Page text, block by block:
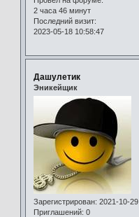
2 часа 46 минут
Последний визит:
2023-05-18 10:58:47
Дашулетик
Эникейщик
Зарегистрирован: 2021-10-29
Приглашений: 0